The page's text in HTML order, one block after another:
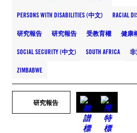
PERSONS WITH DISABILITIES (中文) RACIAL
研究報告 研究報告 受教育權 健康
SOCIAL SECURITY (中文) SOUTH AFRICA
ZIMBABWE
研究報告